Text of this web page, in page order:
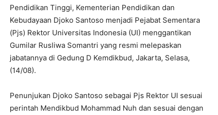
Pendidikan Tinggi, Kementerian Pendidikan dan
Kebudayaan Djoko Santoso menjadi Pejabat Sementara
(Pjs) Rektor Universitas Indonesia (UI) menggantikan
Gumilar Rusliwa Somantri yang resmi melepaskan
jabatannya di Gedung D Kemdikbud, Jakarta, Selasa,
(14/08).
Penunjukan Djoko Santoso sebagai Pjs Rektor UI sesuai
perintah Mendikbud Mohammad Nuh dan sesuai dengan